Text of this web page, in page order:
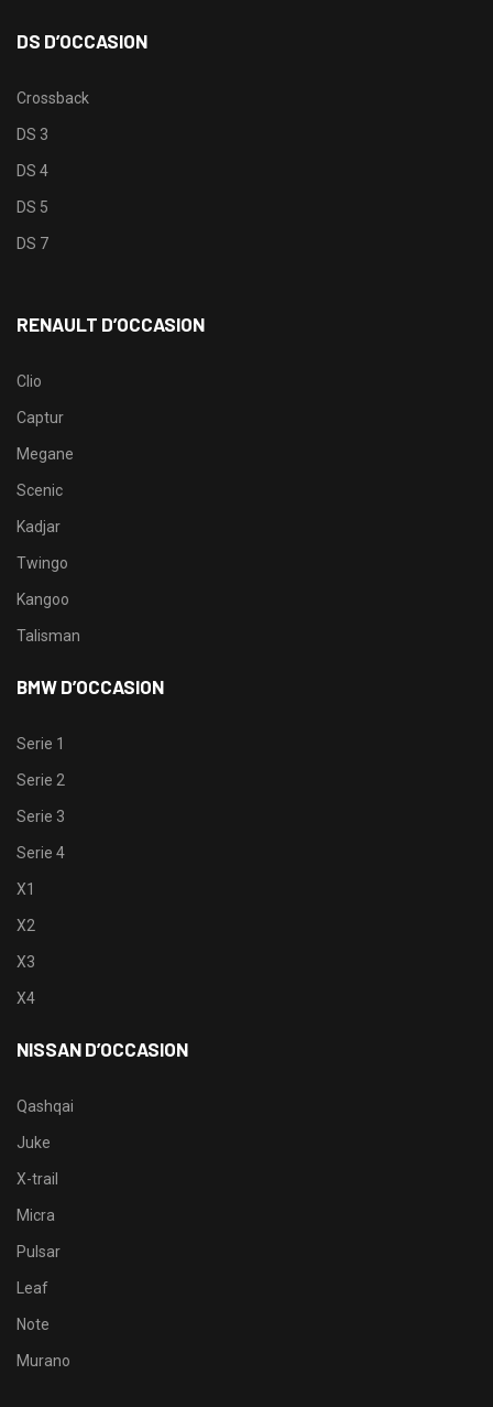
DS D’OCCASION
Crossback
DS 3
DS 4
DS 5
DS 7
RENAULT D’OCCASION
Clio
Captur
Megane
Scenic
Kadjar
Twingo
Kangoo
Talisman
BMW D’OCCASION
Serie 1
Serie 2
Serie 3
Serie 4
X1
X2
X3
X4
NISSAN D’OCCASION
Qashqai
Juke
X-trail
Micra
Pulsar
Leaf
Note
Murano